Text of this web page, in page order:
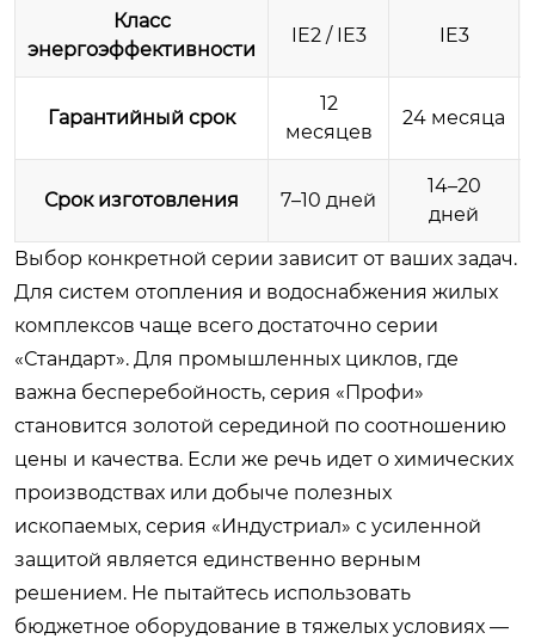
Класс
энергоэффективности
IE2 / IE3 IE3
Гарантийный срок
12
месяцев
24 месяца
Срок изготовления 7–10 дней
14–20
дней
Выбор конкретной серии зависит от ваших задач.
Для систем отопления и водоснабжения жилых
комплексов чаще всего достаточно серии
«Стандарт». Для промышленных циклов, где
важна бесперебойность, серия «Профи»
становится золотой серединой по соотношению
цены и качества. Если же речь идет о химических
производствах или добыче полезных
ископаемых, серия «Индустриал» с усиленной
защитой является единственно верным
решением. Не пытайтесь использовать
бюджетное оборудование в тяжелых условиях —